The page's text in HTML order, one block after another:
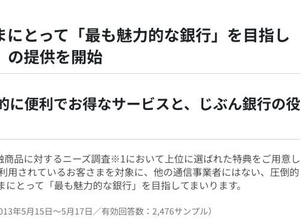
とって「最も魅力的な銀行」を目指し
の提供を開始
便利でお得なサービスと、じぶん銀行の役
品に対するニーズ調査※1において上位に選ばれた特典をご用意し
用されているお客さまを対象に、他の通信事業者にはない、圧倒的
とって「最も魅力的な銀行」を目指してまいります。
年5月15日～5月17日／有効回答数：2,476サンプル）